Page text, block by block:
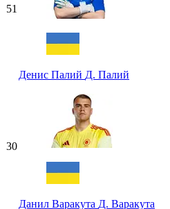
51
Денис Палий Д. Палий
30
Данил Варакута Д. Варакута